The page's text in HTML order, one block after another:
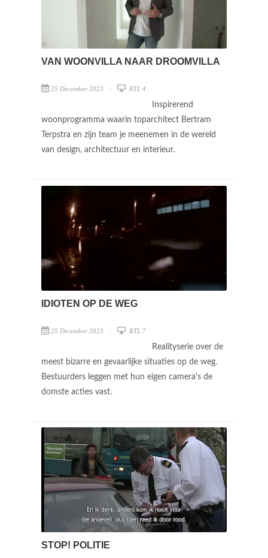
VAN WOONVILLA NAAR DROOMVILLA
25 December 2023 RTL 4
Inspirerend
woonprogramma waarin toparchitect Bertram
Terpstra en zijn team je meenemen in de wereld
van design, architectuur en interieur.
IDIOTEN OP DE WEG
25 December 2023 RTL 7
Realityserie over de
meest bizarre en gevaarlijke situaties op de weg.
Bestuurders leggen met hun eigen camera's de
domste acties vast.
STOP! POLITIE